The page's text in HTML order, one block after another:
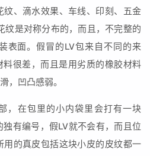
纹、滴水效果、车线、印刻、五金
纹是对称分布的，而且，不完整的
表面。假冒的LV包来自不同的来
很差，而且是用劣质的橡胶材料
，凹凸感弱。
，在包里的小内袋里会打有一块
有编号，假LV就不会有，而且位
用的真皮包括这块小皮的皮纹都一